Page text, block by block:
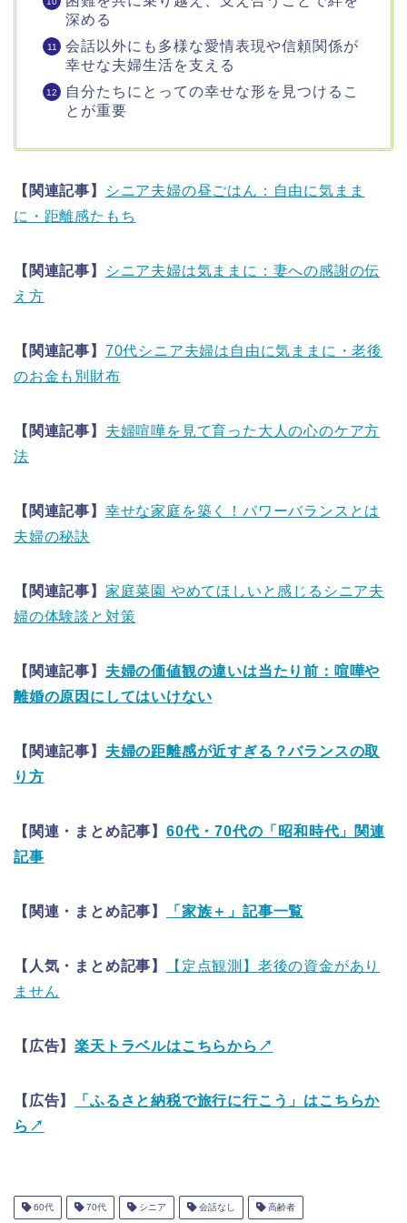
深める
会話以外にも多様な愛情表現や信頼関係が
幸せな夫婦生活を支える
自分たちにとっての幸せな形を見つけるこ
とが重要
【関連記事】
シニア夫婦の昼ごはん：自由に気まま
に・距離感たもち
【関連記事】
シニア夫婦は気ままに：妻への感謝の伝
え方
【関連記事】 70代シニア夫婦は自由に気ままに・老後
のお金も別財布
【関連記事】 夫婦喧嘩を見て育った大人の心のケア方
法
【関連記事】 幸せな家庭を築く！パワーバランスとは
夫婦の秘訣
【関連記事】 家庭菜園 やめてほしいと感じるシニア夫
婦の体験談と対策
【関連記事】 夫婦の価値観の違いは当たり前：喧嘩や
離婚の原因にしてはいけない
【関連記事】 夫婦の距離感が近すぎる？バランスの取
り方
【関連・まとめ記事】 60代・70代の「昭和時代」関連
記事
【関連・まとめ記事】 「家族＋」記事一覧
【人気・まとめ記事】
【定点観測】老後の資金があり
ません
【広告】楽天トラベルはこちらから↗
【広告】
「ふるさと納税で旅行に行こう」はこちらか
ら↗
60代 70代 シニア 会話なし 高齢者